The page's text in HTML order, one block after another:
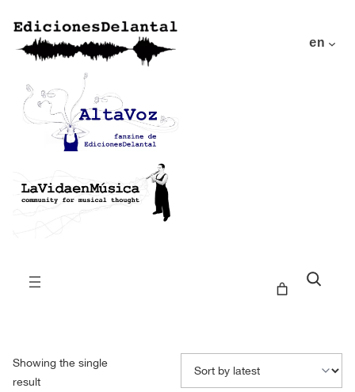
en
Buscar
Showing the single
result